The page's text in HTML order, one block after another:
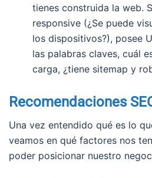
tienes construida la web.
responsive (¿Se puede
los dispositivos?), posee
las palabras claves, cuál
carga, ¿tiene sitemap y
Recomendaciones
Una vez entendido qué es lo
veamos en qué factores nos
poder posicionar nuestro